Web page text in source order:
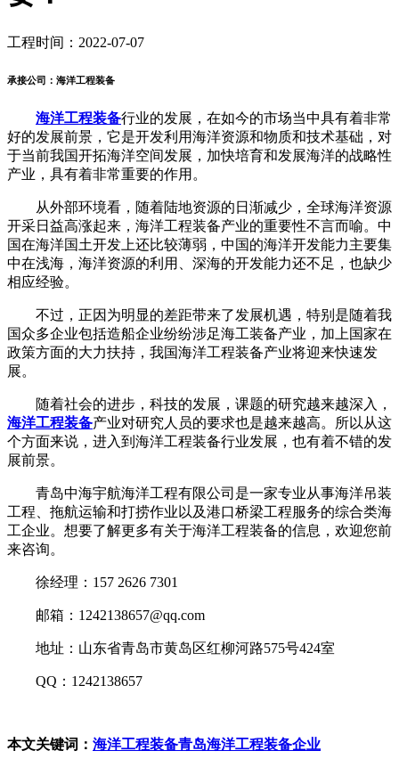
工程时间：2022-07-07
承接公司：海洋工程装备
海洋工程装备行业的发展，在如今的市场当中具有着非常
好的发展前景，它是开发利用海洋资源和物质和技术基础，对
于当前我国开拓海洋空间发展，加快培育和发展海洋的战略性
产业，具有着非常重要的作用。
从外部环境看，随着陆地资源的日渐减少，全球海洋资源
开采日益高涨起来，海洋工程装备产业的重要性不言而喻。中
国在海洋国土开发上还比较薄弱，中国的海洋开发能力主要集
中在浅海，海洋资源的利用、深海的开发能力还不足，也缺少
相应经验。
不过，正因为明显的差距带来了发展机遇，特别是随着我
国众多企业包括造船企业纷纷涉足海工装备产业，加上国家在
政策方面的大力扶持，我国海洋工程装备产业将迎来快速发
展。
随着社会的进步，科技的发展，课题的研究越来越深入，
海洋工程装备产业对研究人员的要求也是越来越高。所以从这
个方面来说，进入到海洋工程装备行业发展，也有着不错的发
展前景。
青岛中海宇航海洋工程有限公司是一家专业从事海洋吊装
工程、拖航运输和打捞作业以及港口桥梁工程服务的综合类海
工企业。想要了解更多有关于海洋工程装备的信息，欢迎您前
来咨询。
徐经理：157 2626 7301
邮箱：1242138657@qq.com
地址：山东省青岛市黄岛区红柳河路575号424室
QQ：1242138657
本文关键词： 海洋工程装备青岛海洋工程装备企业